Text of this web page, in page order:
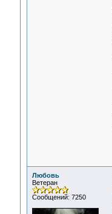
Любовь
Ветеран
Сообщений: 7250